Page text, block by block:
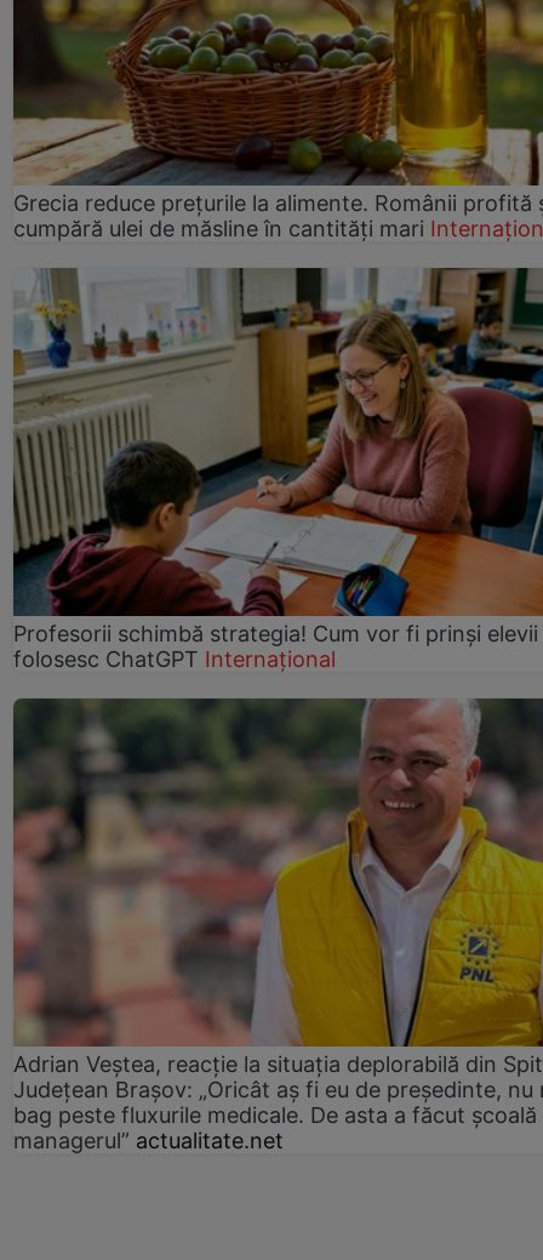
Grecia reduce prețurile la alimente. Românii profită
cumpără ulei de măsline în cantități mari
Profesorii schimbă strategia! Cum vor fi prinși elevii
folosesc ChatGPT Internațional
Adrian Veștea, reacție la situația deplorabilă din
Județean Brașov: „Oricât aș fi eu de președinte, nu
bag peste fluxurile medicale. De asta a făcut școală
managerul” actualitate.net